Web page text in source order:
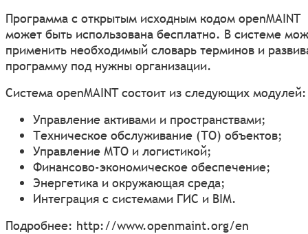
Программа с открытым исходным кодом openMAINT
может быть использована бесплатно. В системе
применить необходимый словарь терминов и
программу под нужны организации.
Система openMAINT состоит из следующих модулей:
Управление активами и пространствами;
Техническое обслуживание (ТО) объектов;
Управление МТО и логистикой;
Финансово-экономическое обеспечение;
Энергетика и окружающая среда;
Интеграция с системами ГИС и BIM.
Подробнее: http://www.openmaint.org/en